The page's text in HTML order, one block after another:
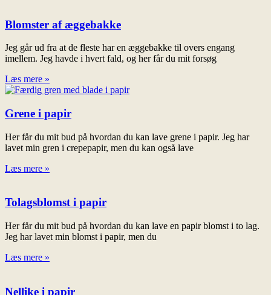
Blomster af æggebakke
Jeg går ud fra at de fleste har en æggebakke til overs engang
imellem. Jeg havde i hvert fald, og her får du mit forsøg
Læs mere »
Grene i papir
Her får du mit bud på hvordan du kan lave grene i papir. Jeg har
lavet min gren i crepepapir, men du kan også lave
Læs mere »
Tolagsblomst i papir
Her får du mit bud på hvordan du kan lave en papir blomst i to lag.
Jeg har lavet min blomst i papir, men du
Læs mere »
Nellike i papir